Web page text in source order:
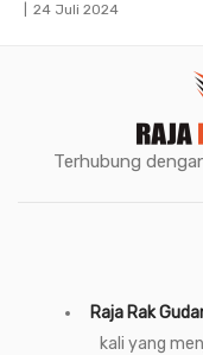
24 Juli 2024
Terhubung
Raja Rak
kali yang